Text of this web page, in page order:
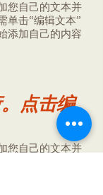
您自己的文本并
单击“编辑文本”
添加自己的内容
点击编
您自己的文本并